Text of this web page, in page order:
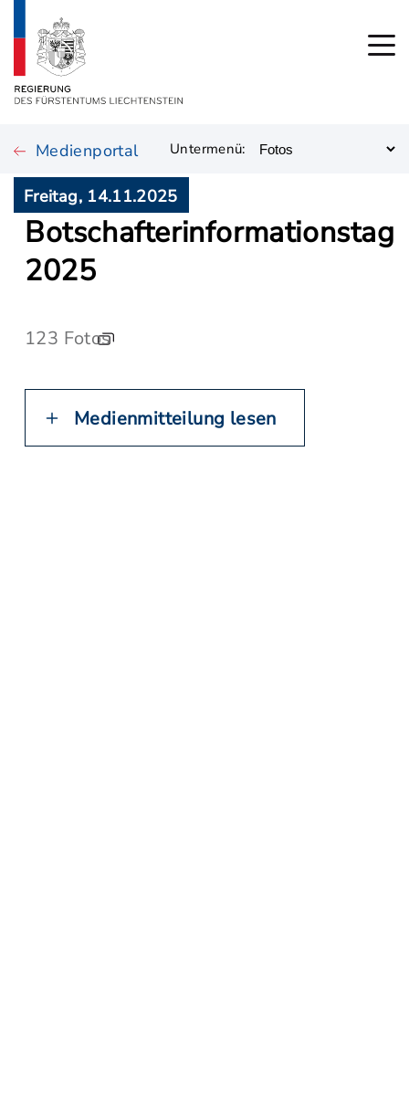
Medienportal Untermenü:
Freitag, 14.11.2025
Botschafterinformationstag
2025
123 Fotos
Medienmitteilung lesen